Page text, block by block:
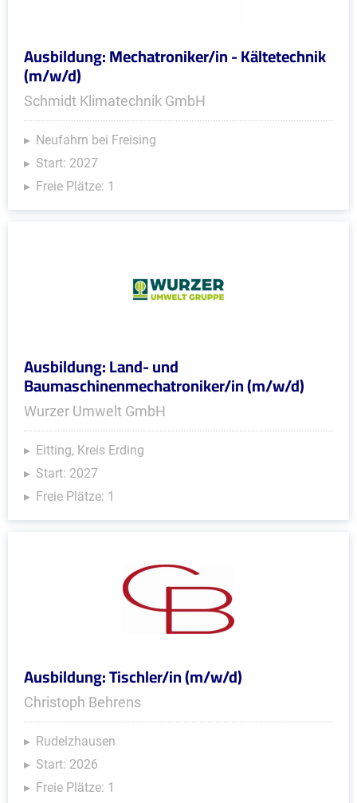
Ausbildung: Mechatroniker/in - Kältetechnik
(m/w/d)
Schmidt Klimatechnik GmbH
Neufahrn bei Freising
Start: 2027
Freie Plätze: 1
Ausbildung: Land- und
Baumaschinenmechatroniker/in (m/w/d)
Wurzer Umwelt GmbH
Eitting, Kreis Erding
Start: 2027
Freie Plätze: 1
Ausbildung: Tischler/in (m/w/d)
Christoph Behrens
Rudelzhausen
Start: 2026
Freie Plätze: 1